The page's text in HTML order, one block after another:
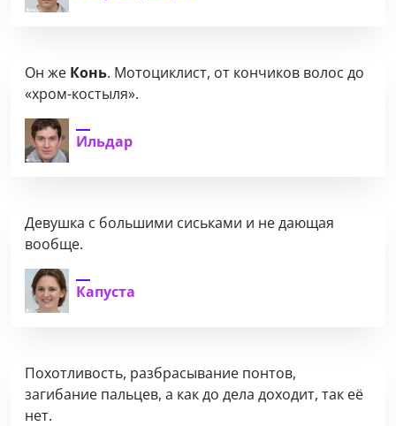
Он же Конь. Мотоциклист, от кончиков волос до
«хром-костыля».
Ильдар
Девушка с большими сиськами и не дающая
вообще.
Капуста
Похотливость, разбрасывание понтов,
загибание пальцев, а как до дела доходит, так её
нет.